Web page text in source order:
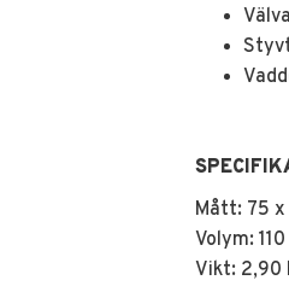
Mått: 75
Volym:
Vikt: 2,90